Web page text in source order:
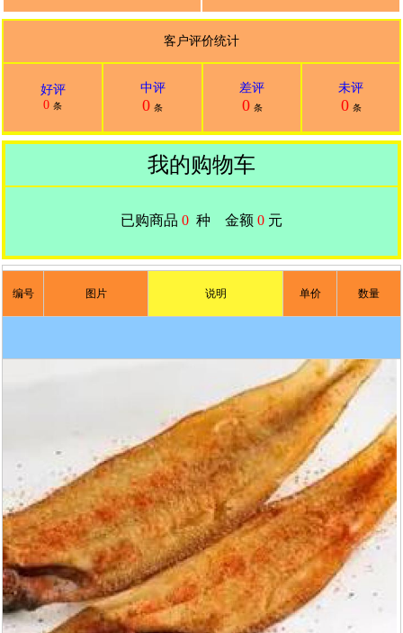
客户评价统计
好评
0 条
中评
0 条
差评
0 条
未评
0 条
我的购物车
已购商品 0 种 金额 0 元
编号 图片 说明 单价 数量